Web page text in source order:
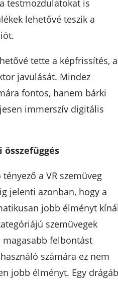
testmozdulatokat is
lehetővé teszik a
tette a képfrissítés, a
javulását. Mindez
fontos, hanem bárki
immerszív digitális
összefüggés
a VR szemüveg
jelenti azonban, hogy a
jobb élményt
szemüvegek
felbontást
számára ez nem
jobb élményt. Egy